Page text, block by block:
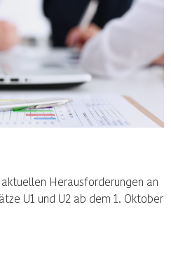
Herausforderungen an
U1 und U2 ab dem 1. Oktober